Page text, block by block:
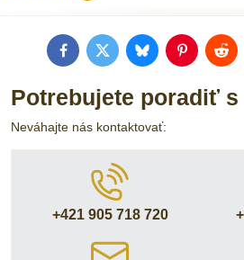
FacebookTwitterBlueskyPinterest
Potrebujete poradiť s
Neváhajte nás kontaktovať:
+421 905 718 720